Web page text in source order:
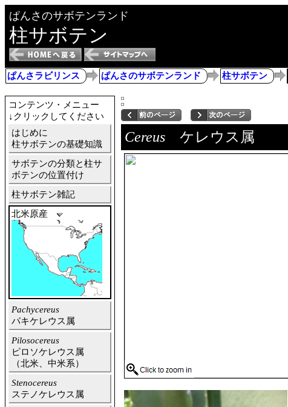
ぱんさのサボテンランド
柱サボテン
ぱんさラビリンス ぱんさのサボテンランド 柱サボテン
コンテンツ・メニュー
↓クリックしてください
はじめに
柱サボテンの基礎知識
サボテンの分類と柱サ
ボテンの位置付け
柱サボテン雑記
北米原産
Pachycereus
パキケレウス属
Pilosocereus
ピロソケレウス属
（北米、中米系）
Stenocereus
ステノケレウス属
Cereus ケレウス属